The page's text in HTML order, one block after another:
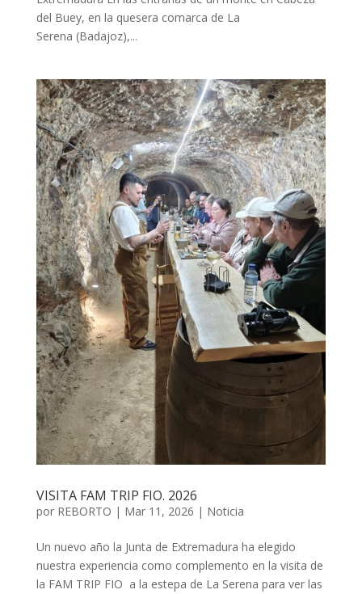
del Buey, en la quesera comarca de La
Serena (Badajoz),...
VISITA FAM TRIP FIO. 2026
por REBORTO | Mar 11, 2026 | Noticia
Un nuevo año la Junta de Extremadura ha elegido
nuestra experiencia como complemento en la visita de
la FAM TRIP FIO a la estepa de La Serena para ver las